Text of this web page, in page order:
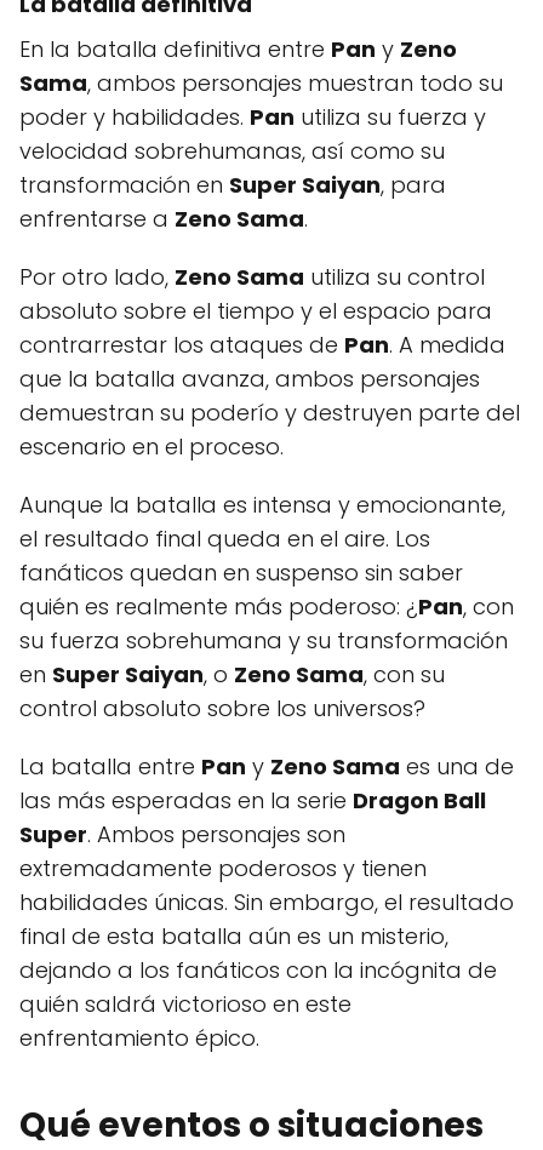
En la batalla definitiva entre Pan y Zeno
Sama, ambos personajes muestran todo su
poder y habilidades. Pan utiliza su fuerza y
velocidad sobrehumanas, así como su
transformación en Super Saiyan, para
enfrentarse a Zeno Sama.
Por otro lado, Zeno Sama utiliza su control
absoluto sobre el tiempo y el espacio para
contrarrestar los ataques de Pan. A medida
que la batalla avanza, ambos personajes
demuestran su poderío y destruyen parte del
escenario en el proceso.
Aunque la batalla es intensa y emocionante,
el resultado final queda en el aire. Los
fanáticos quedan en suspenso sin saber
quién es realmente más poderoso: ¿Pan, con
su fuerza sobrehumana y su transformación
en Super Saiyan, o Zeno Sama, con su
control absoluto sobre los universos?
La batalla entre Pan y Zeno Sama es una de
las más esperadas en la serie Dragon Ball
Super. Ambos personajes son
extremadamente poderosos y tienen
habilidades únicas. Sin embargo, el resultado
final de esta batalla aún es un misterio,
dejando a los fanáticos con la incógnita de
quién saldrá victorioso en este
enfrentamiento épico.
Qué eventos o situaciones